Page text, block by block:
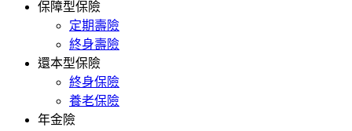
保障型保險
定期壽險
終身壽險
還本型保險
終身保險
養老保險
年金險